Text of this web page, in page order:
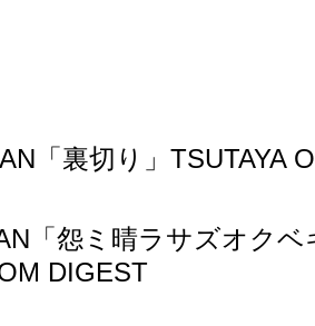
「裏切り」 TSUTAYA
「怨ミ晴ラサズオク
DIGEST